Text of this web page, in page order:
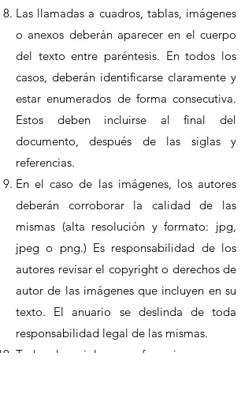
Las llamadas a cuadros, tablas, imágenes
o anexos deberán aparecer en el cuerpo
del texto entre paréntesis. En todos los
casos, deberán identificarse claramente y
estar enumerados de forma consecutiva.
Estos deben incluirse al final del
documento, después de las siglas y
referencias.
En el caso de las imágenes, los autores
deberán corroborar la calidad de las
mismas (alta resolución y formato: jpg,
jpeg o png.) Es responsabilidad de los
autores revisar el copyright o derechos de
autor de las imágenes que incluyen en su
texto. El anuario se deslinda de toda
responsabilidad legal de las mismas.
Todas las siglas y referencias que se